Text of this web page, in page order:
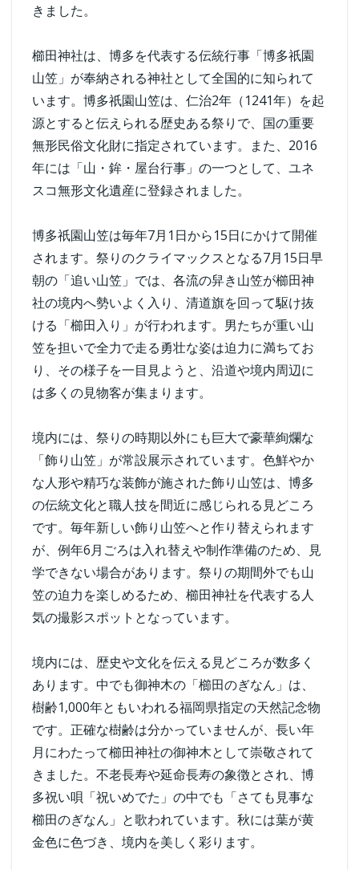
きました。
櫛田神社は、博多を代表する伝統行事「博多祇園
山笠」が奉納される神社として全国的に知られて
います。博多祇園山笠は、仁治2年（1241年）を起
源とすると伝えられる歴史ある祭りで、国の重要
無形民俗文化財に指定されています。また、2016
年には「山・鉾・屋台行事」の一つとして、ユネ
スコ無形文化遺産に登録されました。
博多祇園山笠は毎年7月1日から15日にかけて開催
されます。祭りのクライマックスとなる7月15日早
朝の「追い山笠」では、各流の舁き山笠が櫛田神
社の境内へ勢いよく入り、清道旗を回って駆け抜
ける「櫛田入り」が行われます。男たちが重い山
笠を担いで全力で走る勇壮な姿は迫力に満ちてお
り、その様子を一目見ようと、沿道や境内周辺に
は多くの見物客が集まります。
境内には、祭りの時期以外にも巨大で豪華絢爛な
「飾り山笠」が常設展示されています。色鮮やか
な人形や精巧な装飾が施された飾り山笠は、博多
の伝統文化と職人技を間近に感じられる見どころ
です。毎年新しい飾り山笠へと作り替えられます
が、例年6月ごろは入れ替えや制作準備のため、見
学できない場合があります。祭りの期間外でも山
笠の迫力を楽しめるため、櫛田神社を代表する人
気の撮影スポットとなっています。
境内には、歴史や文化を伝える見どころが数多く
あります。中でも御神木の「櫛田のぎなん」は、
樹齢1,000年ともいわれる福岡県指定の天然記念物
です。正確な樹齢は分かっていませんが、長い年
月にわたって櫛田神社の御神木として崇敬されて
きました。不老長寿や延命長寿の象徴とされ、博
多祝い唄「祝いめでた」の中でも「さても見事な
櫛田のぎなん」と歌われています。秋には葉が黄
金色に色づき、境内を美しく彩ります。